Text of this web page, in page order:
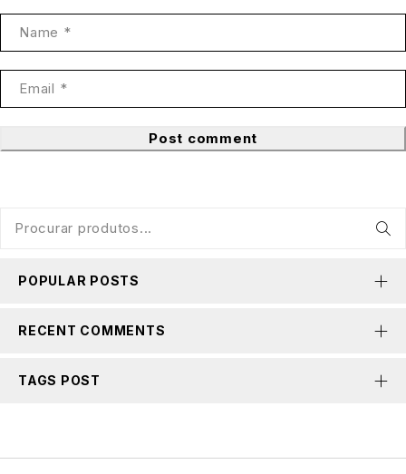
Post comment
POPULAR POSTS
RECENT COMMENTS
TAGS POST